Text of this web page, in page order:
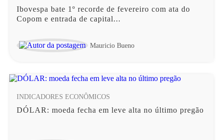
Ibovespa bate 1º recorde de fevereiro com ata do
Copom e entrada de capital...
Mauricio Bueno
INDICADORES ECONÔMICOS
DÓLAR: moeda fecha em leve alta no último pregão